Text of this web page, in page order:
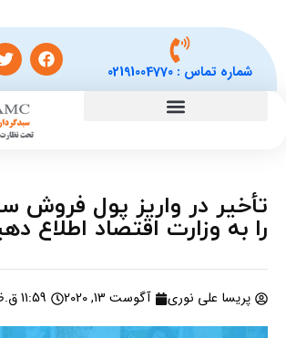
شماره تماس :02191004770
تأخیر در واریز پول فروش
را به وزارت اقتصاد اطلاع
پریسا علی نوری آگوست 13, 2020 11:59 ق.ظ